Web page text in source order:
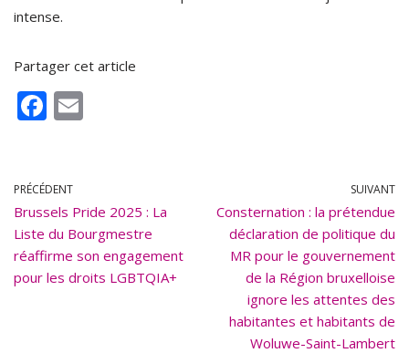
intense.
Partager cet article
F
b
o
o
k
PRÉCÉDENT
Brussels Pride 2025 : La
Liste du Bourgmestre
réaffirme son engagement
pour les droits LGBTQIA+
SUIVANT
Consternation : la prétendue
déclaration de politique du
MR pour le gouvernement
de la Région bruxelloise
ignore les attentes des
habitantes et habitants de
Woluwe-Saint-Lambert